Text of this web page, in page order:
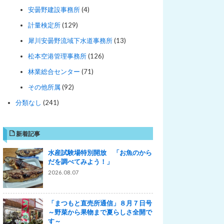
安曇野建設事務所(4)
計量検定所(129)
犀川安曇野流域下水道事務所(13)
松本空港管理事務所(126)
林業総合センター (71)
その他所属(92)
分類なし (241)
新着記事
水産試験場特別開放 「お魚のから
だを調べてみよう！」
2026.08.07
「まつもと直売所通信」８月７日号
～野菜から果物まで夏らしさ全開で
す～